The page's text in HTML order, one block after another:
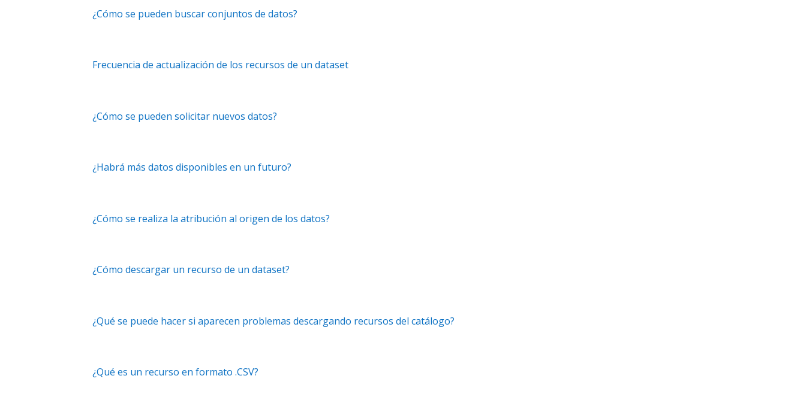
¿Cómo se pueden buscar conjuntos de datos?
Frecuencia de actualización de los recursos de un dataset
¿Cómo se pueden solicitar nuevos datos?
¿Habrá más datos disponibles en un futuro?
¿Cómo se realiza la atribución al origen de los datos?
¿Cómo descargar un recurso de un dataset?
¿Qué se puede hacer si aparecen problemas descargando recursos del catálogo?
¿Qué es un recurso en formato .CSV?